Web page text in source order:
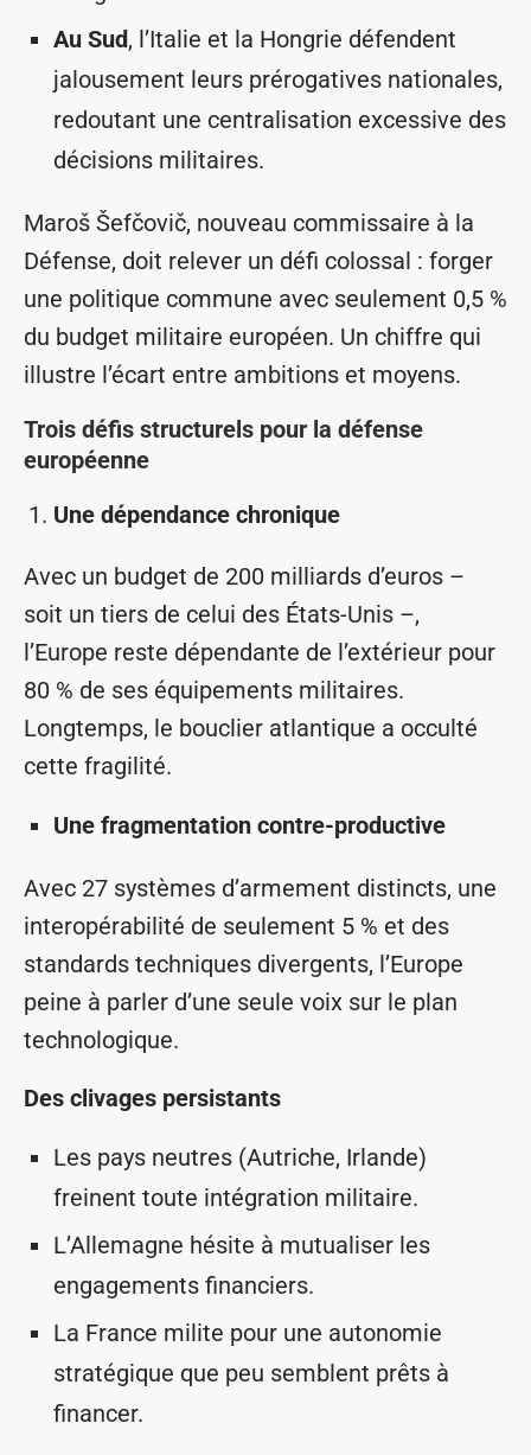
Au Sud, l’Italie et la Hongrie défendent
jalousement leurs prérogatives nationales,
redoutant une centralisation excessive des
décisions militaires.
Maroš Šefčovič, nouveau commissaire à la
Défense, doit relever un défi colossal : forger
une politique commune avec seulement 0,5 %
du budget militaire européen. Un chiffre qui
illustre l’écart entre ambitions et moyens.
Trois défis structurels pour la défense
européenne
Une dépendance chronique
Avec un budget de 200 milliards d’euros –
soit un tiers de celui des États-Unis –,
l’Europe reste dépendante de l’extérieur pour
80 % de ses équipements militaires.
Longtemps, le bouclier atlantique a occulté
cette fragilité.
Une fragmentation contre-productive
Avec 27 systèmes d’armement distincts, une
interopérabilité de seulement 5 % et des
standards techniques divergents, l’Europe
peine à parler d’une seule voix sur le plan
technologique.
Des clivages persistants
Les pays neutres (Autriche, Irlande)
freinent toute intégration militaire.
L’Allemagne hésite à mutualiser les
engagements financiers.
La France milite pour une autonomie
stratégique que peu semblent prêts à
financer.